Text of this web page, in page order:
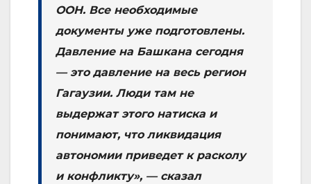
ООН. Все необходимые
документы уже подготовлены.
Давление на Башкана сегодня
— это давление на весь регион
Гагаузии. Люди там не
выдержат этого натиска и
понимают, что ликвидация
автономии приведет к расколу
и конфликту», — сказал